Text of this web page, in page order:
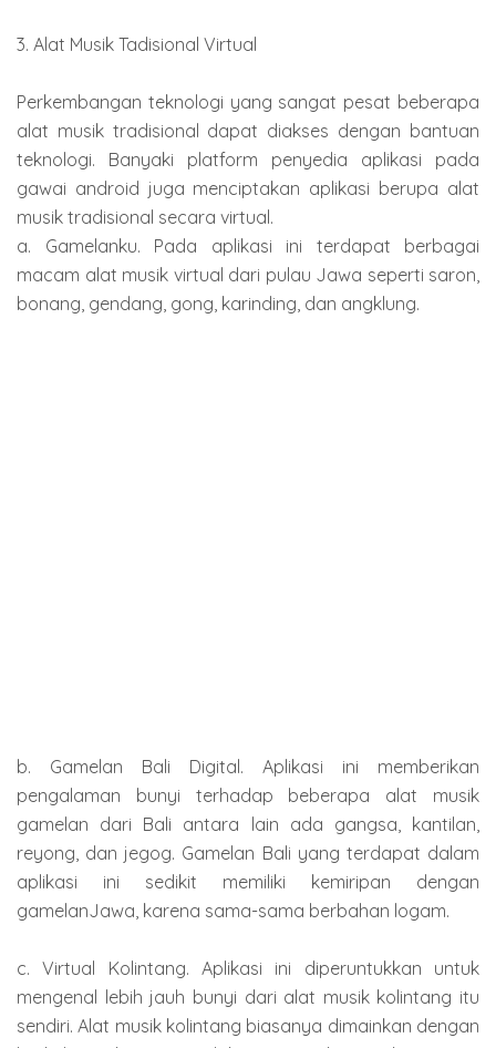
3. Alat Musik Tadisional Virtual
Perkembangan teknologi yang sangat pesat beberapa
alat musik tradisional dapat diakses dengan bantuan
teknologi. Banyaki platform penyedia aplikasi pada
gawai android juga menciptakan aplikasi berupa alat
musik tradisional secara virtual.
a. Gamelanku. Pada aplikasi ini terdapat berbagai
macam alat musik virtual dari pulau Jawa seperti saron,
bonang, gendang, gong, karinding, dan angklung.
b. Gamelan Bali Digital. Aplikasi ini memberikan
pengalaman bunyi terhadap beberapa alat musik
gamelan dari Bali antara lain ada gangsa, kantilan,
reyong, dan jegog. Gamelan Bali yang terdapat dalam
aplikasi ini sedikit memiliki kemiripan dengan
gamelanJawa, karena sama-sama berbahan logam.
c. Virtual Kolintang. Aplikasi ini diperuntukkan untuk
mengenal lebih jauh bunyi dari alat musik kolintang itu
sendiri. Alat musik kolintang biasanya dimainkan dengan